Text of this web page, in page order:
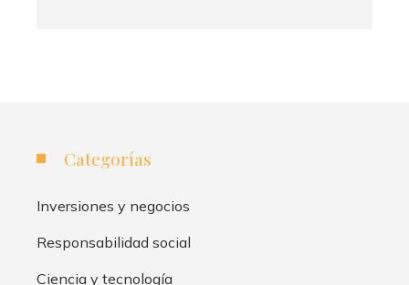
Categorías
Inversiones y negocios
Responsabilidad social
Ciencia y tecnología